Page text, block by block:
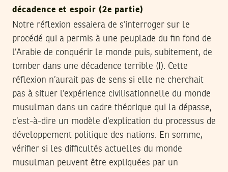
décadence et espoir (2e partie)
Notre réflexion essaiera de s’interroger sur le
procédé qui a permis à une peuplade du fin fond de
l’Arabie de conquérir le monde puis, subitement, de
tomber dans une décadence terrible (I). Cette
réflexion n’aurait pas de sens si elle ne cherchait
pas à situer l’expérience civilisationnelle du monde
musulman dans un cadre théorique qui la dépasse,
c’est-à-dire un modèle d’explication du processus de
développement politique des nations. En somme,
vérifier si les difficultés actuelles du monde
musulman peuvent être expliquées par un